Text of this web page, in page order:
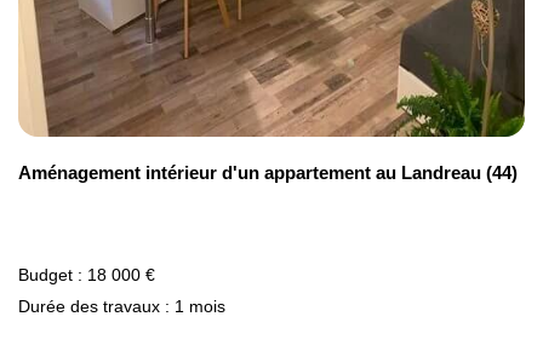
Aménagement intérieur d'un appartement au Landreau (44)
Budget : 18 000 €
Durée des travaux : 1 mois